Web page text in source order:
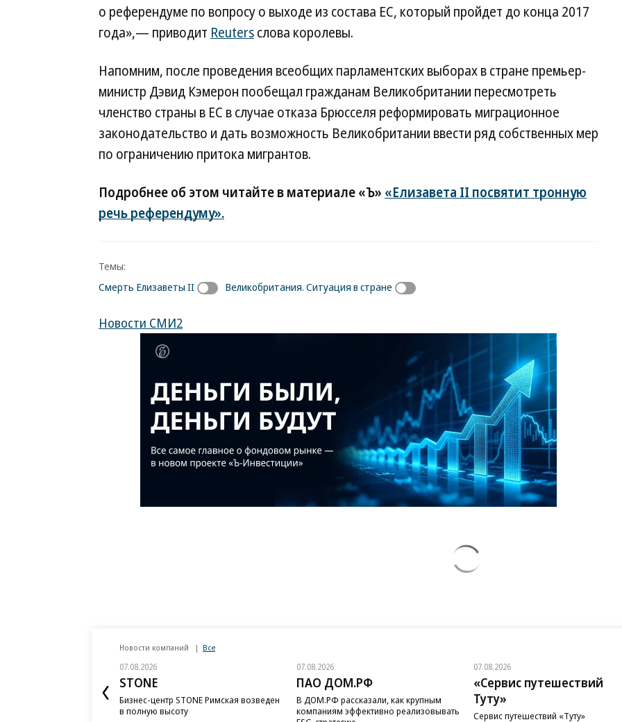
о референдуме по вопросу о выходе из состава ЕС, который пройдет до конца 2017
года»,— приводит Reutersслова королевы.
Напомним, после проведения всеобщих парламентских выборах в стране премьер-
министр Дэвид Кэмерон пообещал гражданам Великобритании пересмотреть
членство страны в ЕС в случае отказа Брюсселя реформировать миграционное
законодательство и дать возможность Великобритании ввести ряд собственных мер
по ограничению притока мигрантов.
Подробнее об этом читайте в материале «Ъ» «Елизавета II посвятит тронную
речь референдуму».
Темы:
Смерть Елизаветы II
Великобритания. Ситуация в стране
Новости СМИ2
Новости компаний Все
07.08.2026
STONE
Бизнес-центр STONE Римская возведен
в полную высоту
07.08.2026
ПАО ДОМ.РФ
В ДОМ.РФ рассказали, как крупным
компаниям эффективно реализовывать
07.08.2026
«Сервис путешествий
Туту»
Сервис путешествий «Туту»